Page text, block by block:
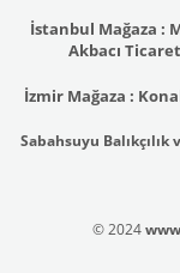
İstanbul Mağaza :
Akbacı
İzmir Mağaza :
Sabahsuyu
© 2024